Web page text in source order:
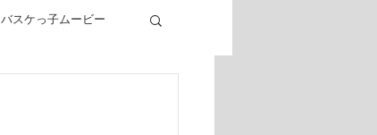
バスケっ子ムービー